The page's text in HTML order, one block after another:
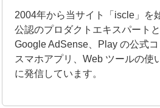
2004年から当サイト「iscle」を
公認のプロダクトエキスパート
Google AdSense、Play の公式コ
スマホアプリ、Web ツールの使
に発信しています。